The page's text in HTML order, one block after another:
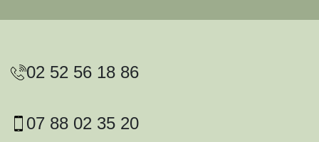
02 52 56 18 86
07 88 02 35 20